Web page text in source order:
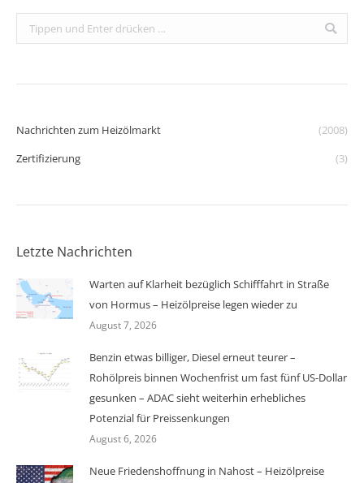
Search:
Nachrichten zum Heizölmarkt
(2008)
Zertifizierung
(3)
Letzte Nachrichten
Warten auf Klarheit bezüglich Schifffahrt in Straße
von Hormus – Heizölpreise legen wieder zu
August 7, 2026
Benzin etwas billiger, Diesel erneut teurer –
Rohölpreis binnen Wochenfrist um fast fünf US-Dollar
gesunken – ADAC sieht weiterhin erhebliches
Potenzial für Preissenkungen
August 6, 2026
Neue Friedenshoffnung in Nahost – Heizölpreise